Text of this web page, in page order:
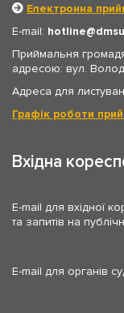
Електронна
E-mail: hotline
Приймальня
адресою: вул.
Адреса для
Графік роботи
Вхідна
E-mail для вхідної
та запитів на
E-mail для органів